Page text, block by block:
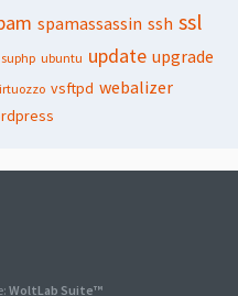
spamassassin ssh ssl
suphp ubuntu update upgrade
vsftpd webalizer
WoltLab Suite™